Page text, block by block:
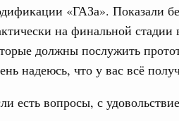
«ГАЗа». Показали
на финальной
должны послужить
надеюсь, что у вас всё
есть вопросы, с
совершенствование кооперации в
и администрирования,
обеспечение продовольственной
перевозок,
экономический союз.